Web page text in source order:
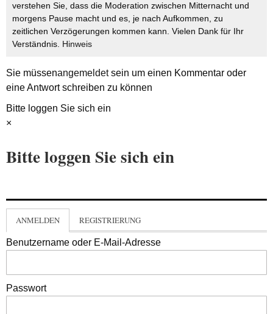
verstehen Sie, dass die Moderation zwischen Mitternacht und
morgens Pause macht und es, je nach Aufkommen, zu
zeitlichen Verzögerungen kommen kann. Vielen Dank für Ihr
Verständnis. Hinweis
Sie müssenangemeldetsein um einen Kommentar oder
eine Antwort schreiben zu können
Bitte loggen Sie sich ein
×
Bitte loggen Sie sich ein
ANMELDEN REGISTRIERUNG
Benutzername oder E-Mail-Adresse
Passwort